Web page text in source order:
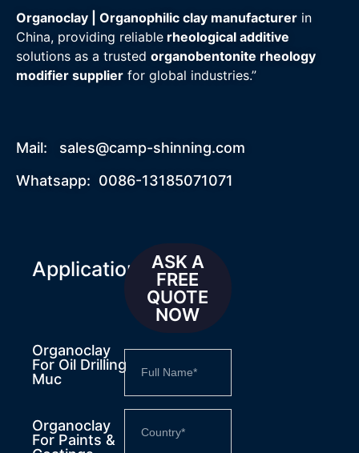
Organoclay | Organophilic clay manufacturer in
China, providing reliable rheological additive
solutions as a trusted organobentonite rheology
modifier supplier for global industries.”
Mail: sales@camp-shinning.com
Whatsapp: 0086-13185071071
Applications
Organoclay
For Oil Drilling
Muc
Organoclay
For Paints &
ASK A
FREE
QUOTE
NOW